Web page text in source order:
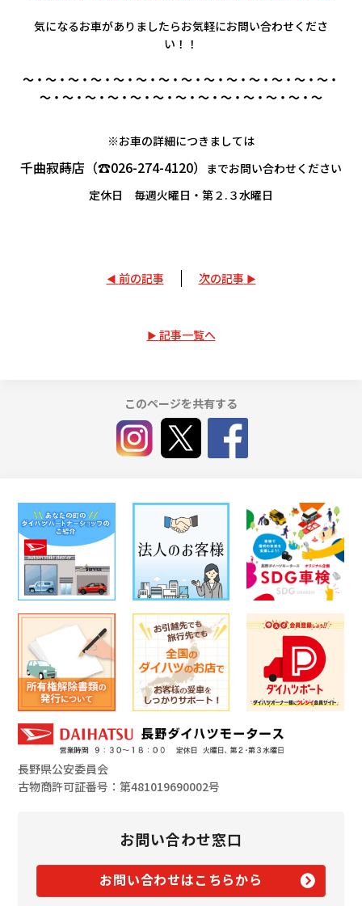
気になるお車がありましたらお気軽にお問い合わせくださ
い！！
～・～・～・～・～・～・～・～・～・～・～・～・～・～・
～・～・～・～・～・～・～・～・～・～・～・～・～
※お車の詳細につきましては
千曲寂蒔店（☎026-274-4120） までお問い合わせください
定休日 毎週火曜日・第２.３水曜日
前の記事 次の記事
記事一覧へ
このページを共有する
長野県公安委員会
古物商許可証番号：第481019690002号
お問い合わせ窓口
お問い合わせはこちらから